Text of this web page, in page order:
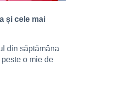
și cele mai
din săptămâna
o mie de